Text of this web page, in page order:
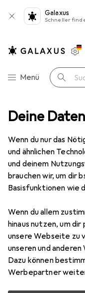
Deine
Wenn du nur das
und ähnlichen
und deinem
brauchen wir, um dir
Basisfunktionen wie
Wenn du allem
hinaus nutzen, um
unsere Webseite zu
unseren und
Dazu können
Werbepartner
Galaxus
Schneller
Navigation nach
Menü Suche
Lippen Lippenstift +
05
Zubehör für
Hier findest du
The Lipstick aus der
Relevanz